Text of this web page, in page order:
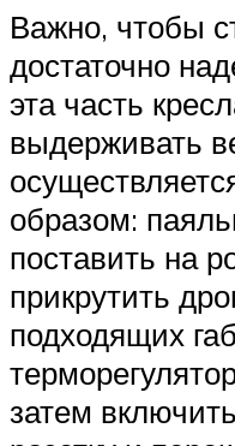
Важно, чтобы
достаточно
эта часть
выдерживать
образом:
поставить на
прикрутить
подходящих
затем